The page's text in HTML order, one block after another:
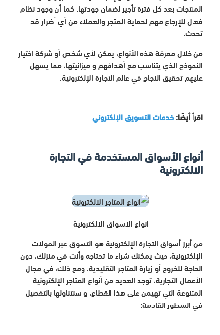
المنتجات بعد كل فترة تأجير لضمان جودتها. كما أن وجود نظام
فعال للإرجاع مهم لحماية المتجر والعملاء من أي أضرار قد
تحدث.
من خلال معرفة هذه الأنواع، يمكن لأي شخص أو شركة اختيار
النموذج الذي يتناسب مع أهدافهم و ميزانيتها، مما يسهل
عليهم تحقيق النجاح في عالم التجارة الإلكترونية.
اقرأ أيضًا: خدمات التسويق الإلكتروني
أنواع الأسواق المستخدمة في التجارة
الالكترونية
انواع الاسواق الالكترونية
من أبرز أسواق التجارة الإلكترونية هو التسوق عبر المولات
الإلكترونية، حيث يمكنك شراء ما تحتاجه وأنت في منزلك، دون
الحاجة للخروج أو زيارة المتاجر التقليدية. ومع ذلك، في مجال
الأعمال التجارية، توجد العديد من أنواع المتاجر الإلكترونية
المتنوعة التي تهيمن على هذا القطاع، و سنتناولها بالتفصيل
في السطور القادمة: